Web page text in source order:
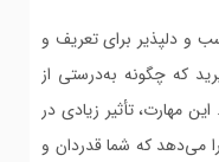
و دلپذیر برای تعریف و
که چگونه به‌درستی از
مهارت، تأثیر زیادی در
می‌دهد که شما قدردان و